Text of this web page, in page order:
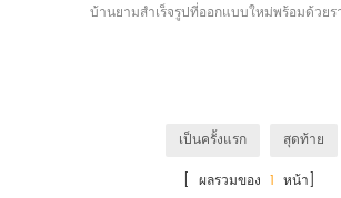
บ้านยามสำเร็จรูปที่ออกแบบใหม่พร้อมด้วย
เป็นครั้งแรก
สุดท้าย
[ ผลรวมของ 1 หน้า]